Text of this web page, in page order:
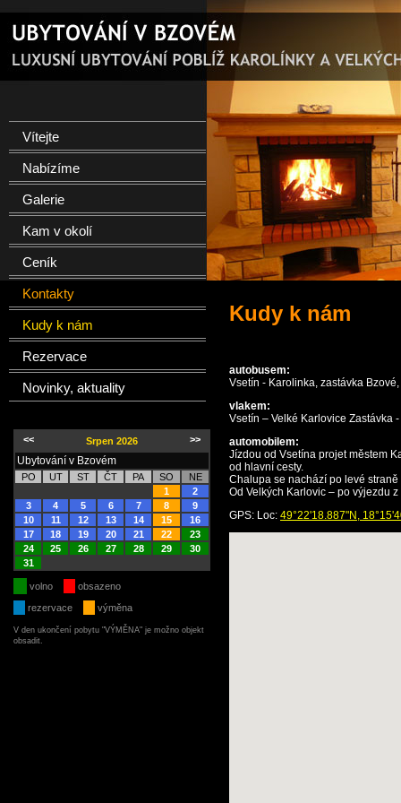
Vítejte
Nabízíme
Galerie
Kam v okolí
Ceník
Kontakty
Kudy k nám
Rezervace
Novinky, aktuality
<< Srpen 2026 >>
Ubytování v Bzovém
PO UT ST ČT PA SO
NE
1
2
3
4 5 6 7 8
9
10
11 12 13 14 15
16
17
18 19 20 21 22
23
24
25 26 27 28 29
30
31
volno
obsazeno
rezervace
výměna
V den ukončení pobytu "VÝMĚNA" je možno objekt
obsadit.
Kudy k nám
autobusem:
Vsetín - Karolinka, zastávka
vlakem:
Vsetín – Velké Karlovice Zastávka
automobilem:
Jízdou od Vsetína projet městem
od hlavní cesty.
Chalupa se nachází po levé straně
Od Velkých Karlovic – po výjezdu
GPS: Loc: 49°22'18.887"N,